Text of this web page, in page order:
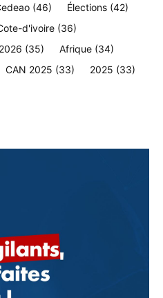
(46) Élections (42)
d'ivoire (36)
(35) Afrique (34)
CAN 2025 (33) 2025 (33)